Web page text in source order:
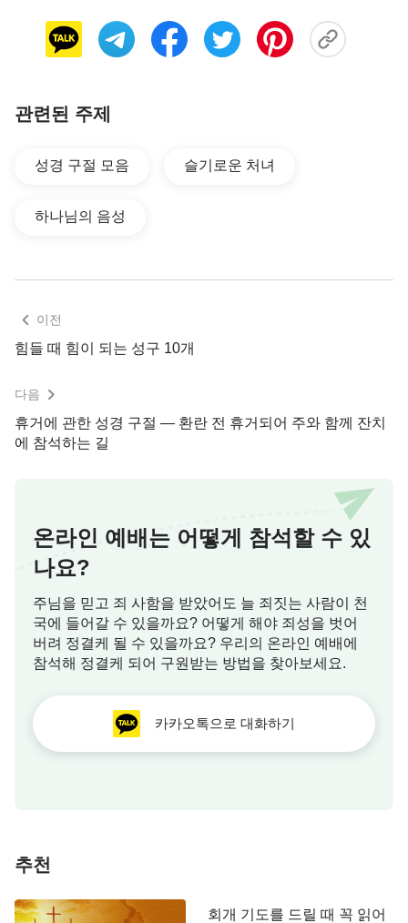
을 하든 사람과 의논할 필요가 없고, 사람의 의견을
사람들이 마땅히 알아야 할 바이다. 하나님이 나타난
스스로의 관념에서 빠져나와야 하며, 하나님께 이렇
다. 나아가 하나님을 너의 범주 안에 한정하거나 너
종해야 할지를 생각해야 한다. 이것이 바로 사람이
해야 할 일이다. 사람은 모두 진리가 아니며 또 진리
직 찾고 받아들이고 순종하는 것뿐이다.
<하나님의 나타남으로 새 시대가 열렸다> 중에서
높은 단계로 나아간다. 내일의 깨우침은 오늘보다 더
높고 한 걸음씩 계단을 오르듯 더 높은 곳을 향해 나
아간다. 하나님은 이런 사역을 통해 사람을 온전케
한다. 사람이 따라가지 못하면 언제라도 도태될 것이
고, 순종하는 마음을 가지지 못하면 끝까지 따라갈
수 없다. 낡은 시대는 지나가고 지금은 새로운 시대
다. 새 시대에는 새 사역을 한다. 특히 사람을 온전케
빠르게 하려고 한다. 그러므로 순종하는 마음을 가지
지 못한 사람은 하나님의 발자취를 따라가기가 어렵
다. 하나님은 규례를 지키지 않으며 어느 단계의 사
요구에 부합하게 된다. 사람은 이런 사역을 체험해야
명에 대해 갈수록 높은 인식을 갖게 되므로 하나님이
관련된 주제
성경 구절 모음 슬기로운 처녀
하나님의 음성
이전
힘들 때 힘이 되는 성구 10개
다음
휴거에 관한 성경 구절 — 환란 전 휴거되어 주와 함께 잔치
에 참석하는 길
온라인 예배는 어떻게 참석할 수 있
나요?
주님을 믿고 죄 사함을 받았어도 늘 죄짓는 사람이 천
국에 들어갈 수 있을까요? 어떻게 해야 죄성을 벗어
버려 정결케 될 수 있을까요? 우리의 온라인 예배에
참석해 정결케 되어 구원받는 방법을 찾아보세요.
카카오톡으로 대화하기
추천
회개 기도를 드릴 때 꼭 읽어